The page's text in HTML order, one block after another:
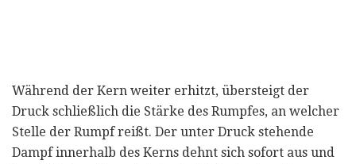
Während der Kern weiter erhitzt, übersteigt der
Druck schließlich die Stärke des Rumpfes, an welcher
Stelle der Rumpf reißt. Der unter Druck stehende
Dampf innerhalb des Kerns dehnt sich sofort aus und